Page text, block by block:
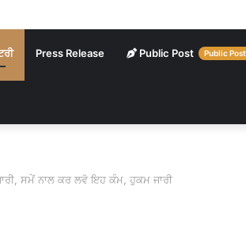
Press Release Public Post Public Post
ਸਮੇਂ ਨਾਲ ਕਰ ਲਵੋ ਇਹ ਕੰਮ, ਹੁਕਮ ਜਾਰੀ